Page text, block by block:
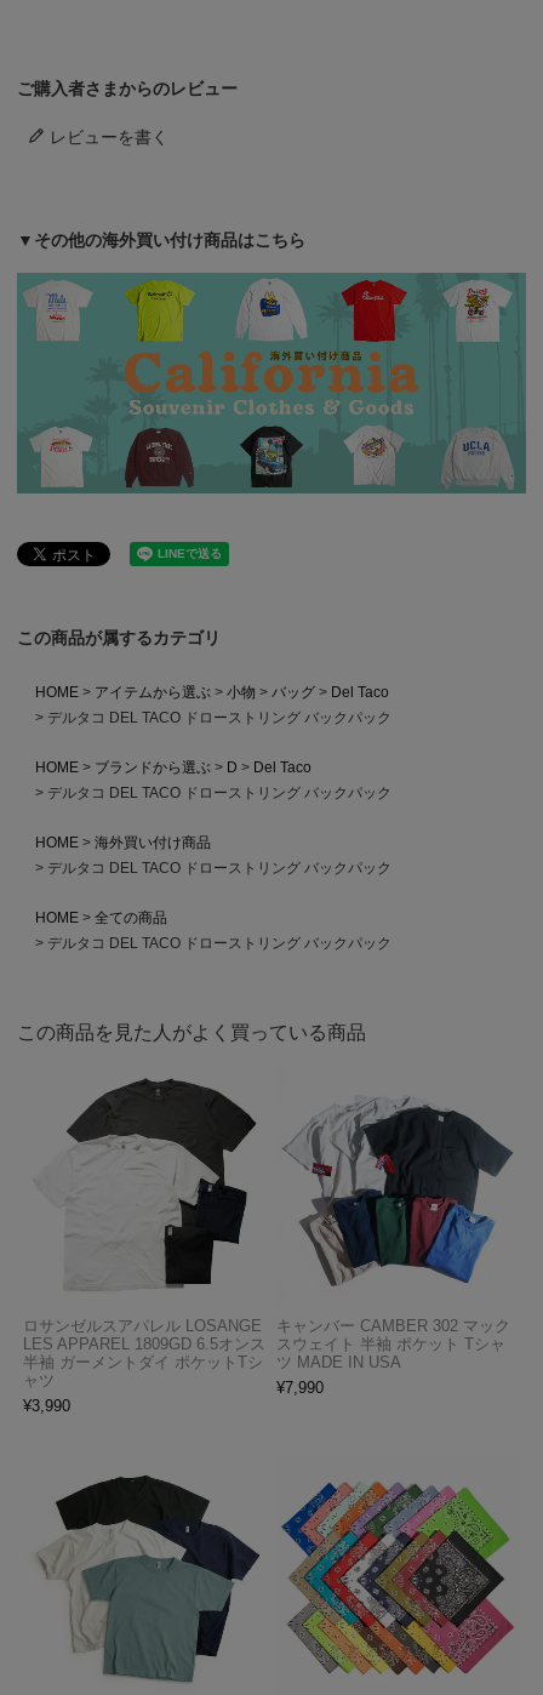
ご購入者さまからのレビュー
レビューを書く
▼その他の海外買い付け商品はこちら
この商品が属するカテゴリ
HOME アイテムから選ぶ 小物 バッグ
Del Taco
デルタコ DEL TACO ドローストリング バックパック
HOME ブランドから選ぶ D
Del Taco
デルタコ DEL TACO ドローストリング バックパック
HOME
海外買い付け商品
デルタコ DEL TACO ドローストリング バックパック
HOME
全ての商品
デルタコ DEL TACO ドローストリング バックパック
この商品を見た人がよく買っている商品
ロサンゼルスアパレル LOSANGE
LES APPAREL 1809GD 6.5オンス
半袖 ガーメントダイ ポケットTシ
ャツ
¥3,990
キャンバー CAMBER 302 マック
スウェイト 半袖 ポケット Tシャ
ツ MADE IN USA
¥7,990